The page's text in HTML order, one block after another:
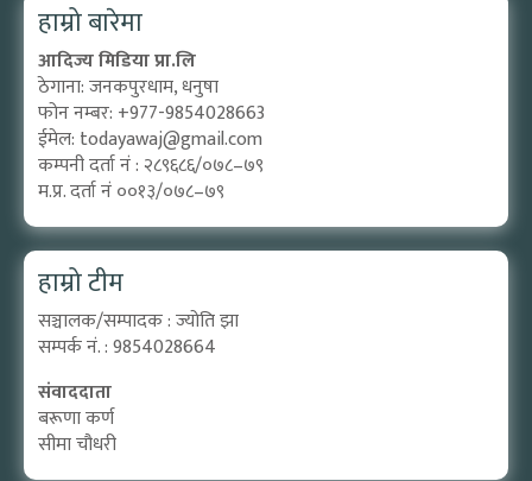
हाम्रो बारेमा
आदिज्य मिडिया प्रा.लि
ठेगाना: जनकपुरधाम, धनुषा
फोन नम्बर: +977-9854028663
ईमेल: todayawaj@gmail.com
कम्पनी दर्ता नं : २८९६८६/०७८–७९
म.प्र. दर्ता नं ००१३/०७८–७९
हाम्रो टीम
सञ्चालक/सम्पादक : ज्योति झा
सम्पर्क नं. : 9854028664
संवाददाता
बरूणा कर्ण
सीमा चौधरी